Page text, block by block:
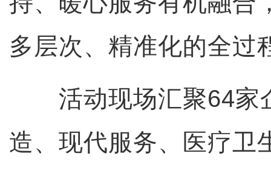
多层次、精准化的全过
活动现场汇聚64家
造、现代服务、医疗卫